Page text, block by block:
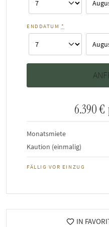
ENDDATUM *
6.390 €
Monatsmiete
Kaution (einmalig)
FÄLLIG VOR EINZUG
IN